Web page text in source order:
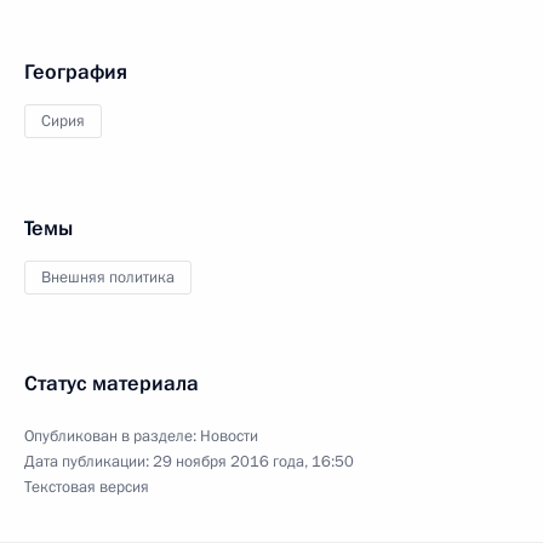
География
Сирия
Темы
Внешняя политика
Статус материала
Опубликован в разделе: Новости
Дата публикации:29 ноября 2016 года, 16:50
Текстовая версия